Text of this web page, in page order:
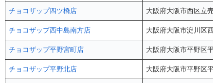
チョコザップ四ツ橋店 大阪府大阪市西区立
チョコザップ西中島南方店 大阪府大阪市淀川区
チョコザップ平野宮町店 大阪府大阪市平野区
チョコザップ平野北店 大阪府大阪市平野区